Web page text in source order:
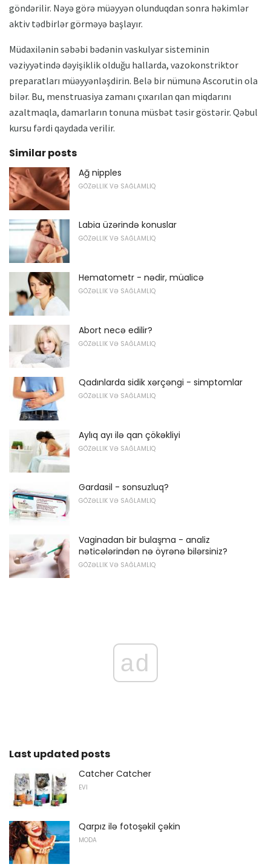
göndərilir. Nəyə görə müəyyən olunduqdan sonra həkimlər
aktiv tədbirlər görməyə başlayır.
Müdaxilənin səbəbi bədənin vaskulyar sisteminin
vəziyyətində dəyişiklik olduğu hallarda, vazokonstriktor
preparatları müəyyənləşdirin. Belə bir nümunə Ascorutin ola
bilər. Bu, menstruasiya zamanı çıxarılan qan miqdarını
azaltmaqla, damarların tonuna müsbət təsir göstərir. Qəbul
kursu fərdi qaydada verilir.
Similar posts
Ağ nipples
GÖZƏLLIK VƏ SAĞLAMLIQ
Labia üzərində konuslar
GÖZƏLLIK VƏ SAĞLAMLIQ
Hematometr - nədir, müalicə
GÖZƏLLIK VƏ SAĞLAMLIQ
Abort necə edilir?
GÖZƏLLIK VƏ SAĞLAMLIQ
Qadınlarda sidik xərçəngi - simptomlar
GÖZƏLLIK VƏ SAĞLAMLIQ
Aylıq ayı ilə qan çökəkliyi
GÖZƏLLIK VƏ SAĞLAMLIQ
Gardasil - sonsuzluq?
GÖZƏLLIK VƏ SAĞLAMLIQ
Vaginadan bir bulaşma - analiz
nəticələrindən nə öyrənə bilərsiniz?
GÖZƏLLIK VƏ SAĞLAMLIQ
ad
Last updated posts
Catcher Catcher
EVI
Qarpız ilə fotoşəkil çəkin
MODA